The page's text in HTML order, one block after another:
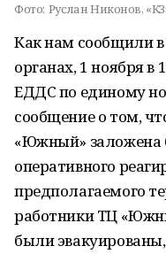
Фото: Руслан Никонов,
Как нам сообщили
органах, 1 ноября в
ЕДДС по единому
сообщение о том,
«Южный» заложена
оперативного
предполагаемого
работники ТЦ
были